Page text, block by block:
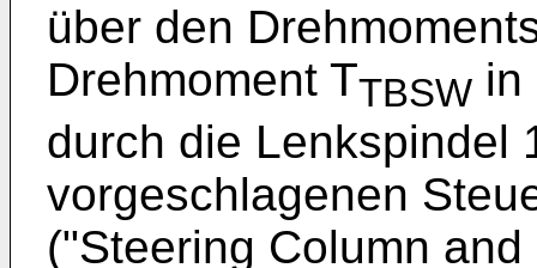
über den
Drehmoment TTBSW in
durch die Lenkspindel
vorgeschlagenen
("Steering Column